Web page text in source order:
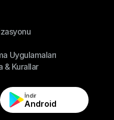
Uygulamaları
Uygulamaları
& Kurallar
Kurallar
İndir
Android